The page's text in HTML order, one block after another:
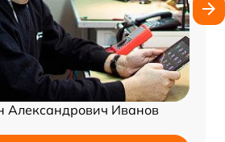
Александрович Иванов